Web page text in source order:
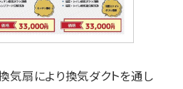
気扇により換気ダクトを通し